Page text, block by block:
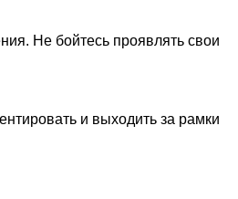
Не бойтесь проявлять свои
и выходить за рамки